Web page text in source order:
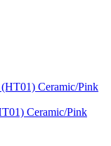
Ceramic/Pink